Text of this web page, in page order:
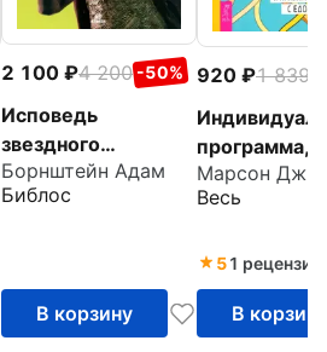
2 100 4 200 -50%
Исповедь
звездного
диетолога. Как
похудеть навсегда,
Борнштейн Адам
Библос
В корзину
920 1 839
программа,
недель
едой
Марсон
Весь
51 рецензия
В корзину